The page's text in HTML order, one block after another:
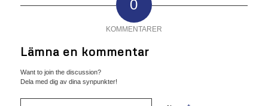
0
KOMMENTARER
Lämna en kommentar
Want to join the discussion?
Dela med dig av dina synpunkter!